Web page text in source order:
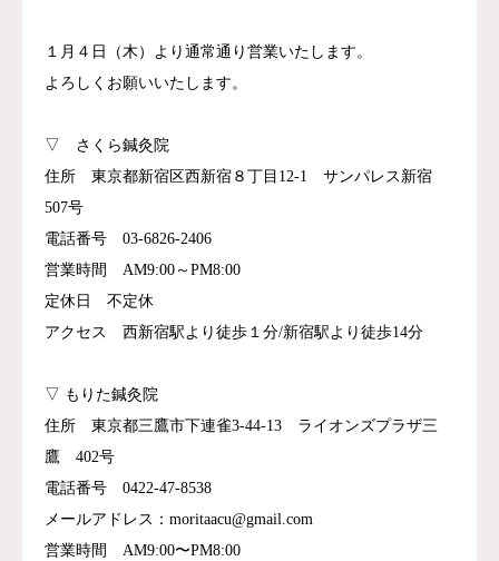
１月４日（木）より通常通り営業いたします。
よろしくお願いいたします。
▽ さくら鍼灸院
住所 東京都新宿区西新宿８丁目12-1 サンパレス新宿
507号
電話番号 03-6826-2406
営業時間 AM9:00～PM8:00
定休日 不定休
アクセス 西新宿駅より徒歩１分/新宿駅より徒歩14分
▽ もりた鍼灸院
住所 東京都三鷹市下連雀3-44-13 ライオンズプラザ三
鷹 402号
電話番号 0422-47-8538
メールアドレス：moritaacu@gmail.com
営業時間 AM9:00〜PM8:00